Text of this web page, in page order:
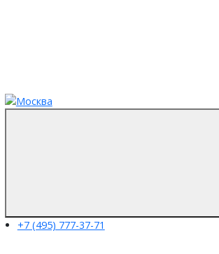
+7 (495) 777-37-71